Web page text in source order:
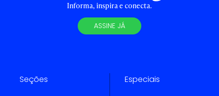
Informa, inspira e conecta.
ASSINE JÁ
Seções Especiais